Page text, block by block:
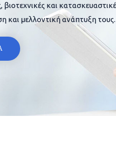
βιοτεχνικές και
μελλοντική ανάπτυξη τους.